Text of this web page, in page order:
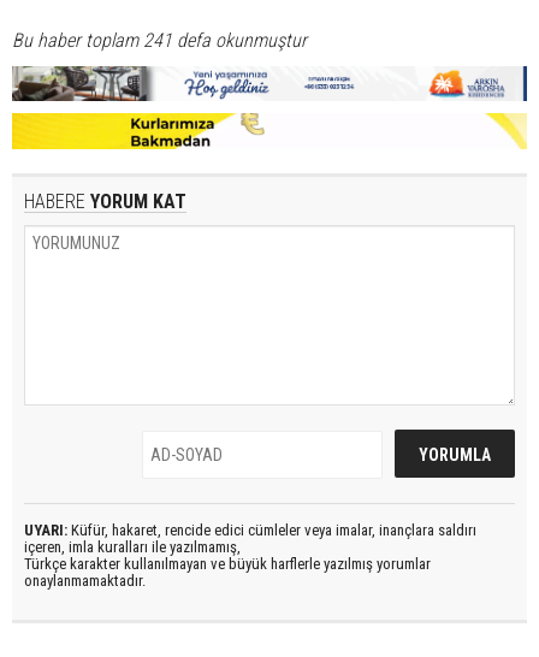
Bu haber toplam 241 defa okunmuştur
HABERE YORUM KAT
UYARI: Küfür, hakaret, rencide edici cümleler veya imalar, inançlara saldırı
içeren, imla kuralları ile yazılmamış,
Türkçe karakter kullanılmayan ve büyük harflerle yazılmış yorumlar
onaylanmamaktadır.